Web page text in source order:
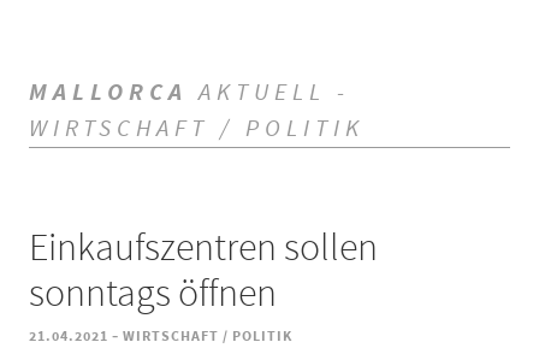
MALLORCA AKTUELL -
WIRTSCHAFT / POLITIK
Einkaufszentren sollen
sonntags öffnen
21.04.2021 - WIRTSCHAFT / POLITIK